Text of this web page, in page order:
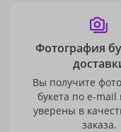
Фотография
Вы получите
букета по e-mail
уверены в
заказа.